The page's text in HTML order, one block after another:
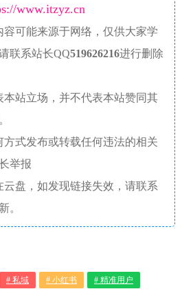
www.itzyz.cn
可能来源于网络，仅供大家学
联系站长QQ519626216进行删除
站立场，并不代表本站赞同其
方式发布或转载任何违法的相关
举报
盘，如发现链接失效，请联系
。
# 私域 # 小红书 # 精准用户